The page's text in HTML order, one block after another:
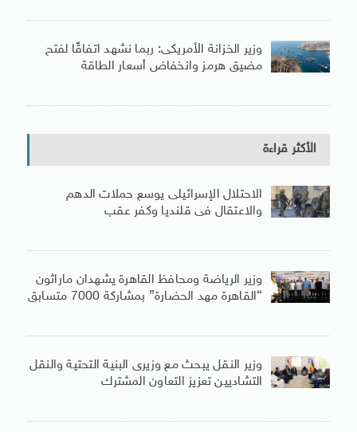
وزير الخزانة الأمريكى: ربما نشهد اتفاقًا لفتح
مضيق هرمز وانخفاض أسعار الطاقة
الأكثر قراءة
الاحتلال الإسرائيلى يوسع حملات الدهم
والاعتقال فى قلنديا وكفر عقب
وزير الرياضة ومحافظ القاهرة يشهدان ماراثون
“القاهرة مهد الحضارة” بمشاركة 7000 متسابق
وزير النقل يبحث مع وزيرى البنية التحتية والنقل
التشاديين تعزيز التعاون المشترك